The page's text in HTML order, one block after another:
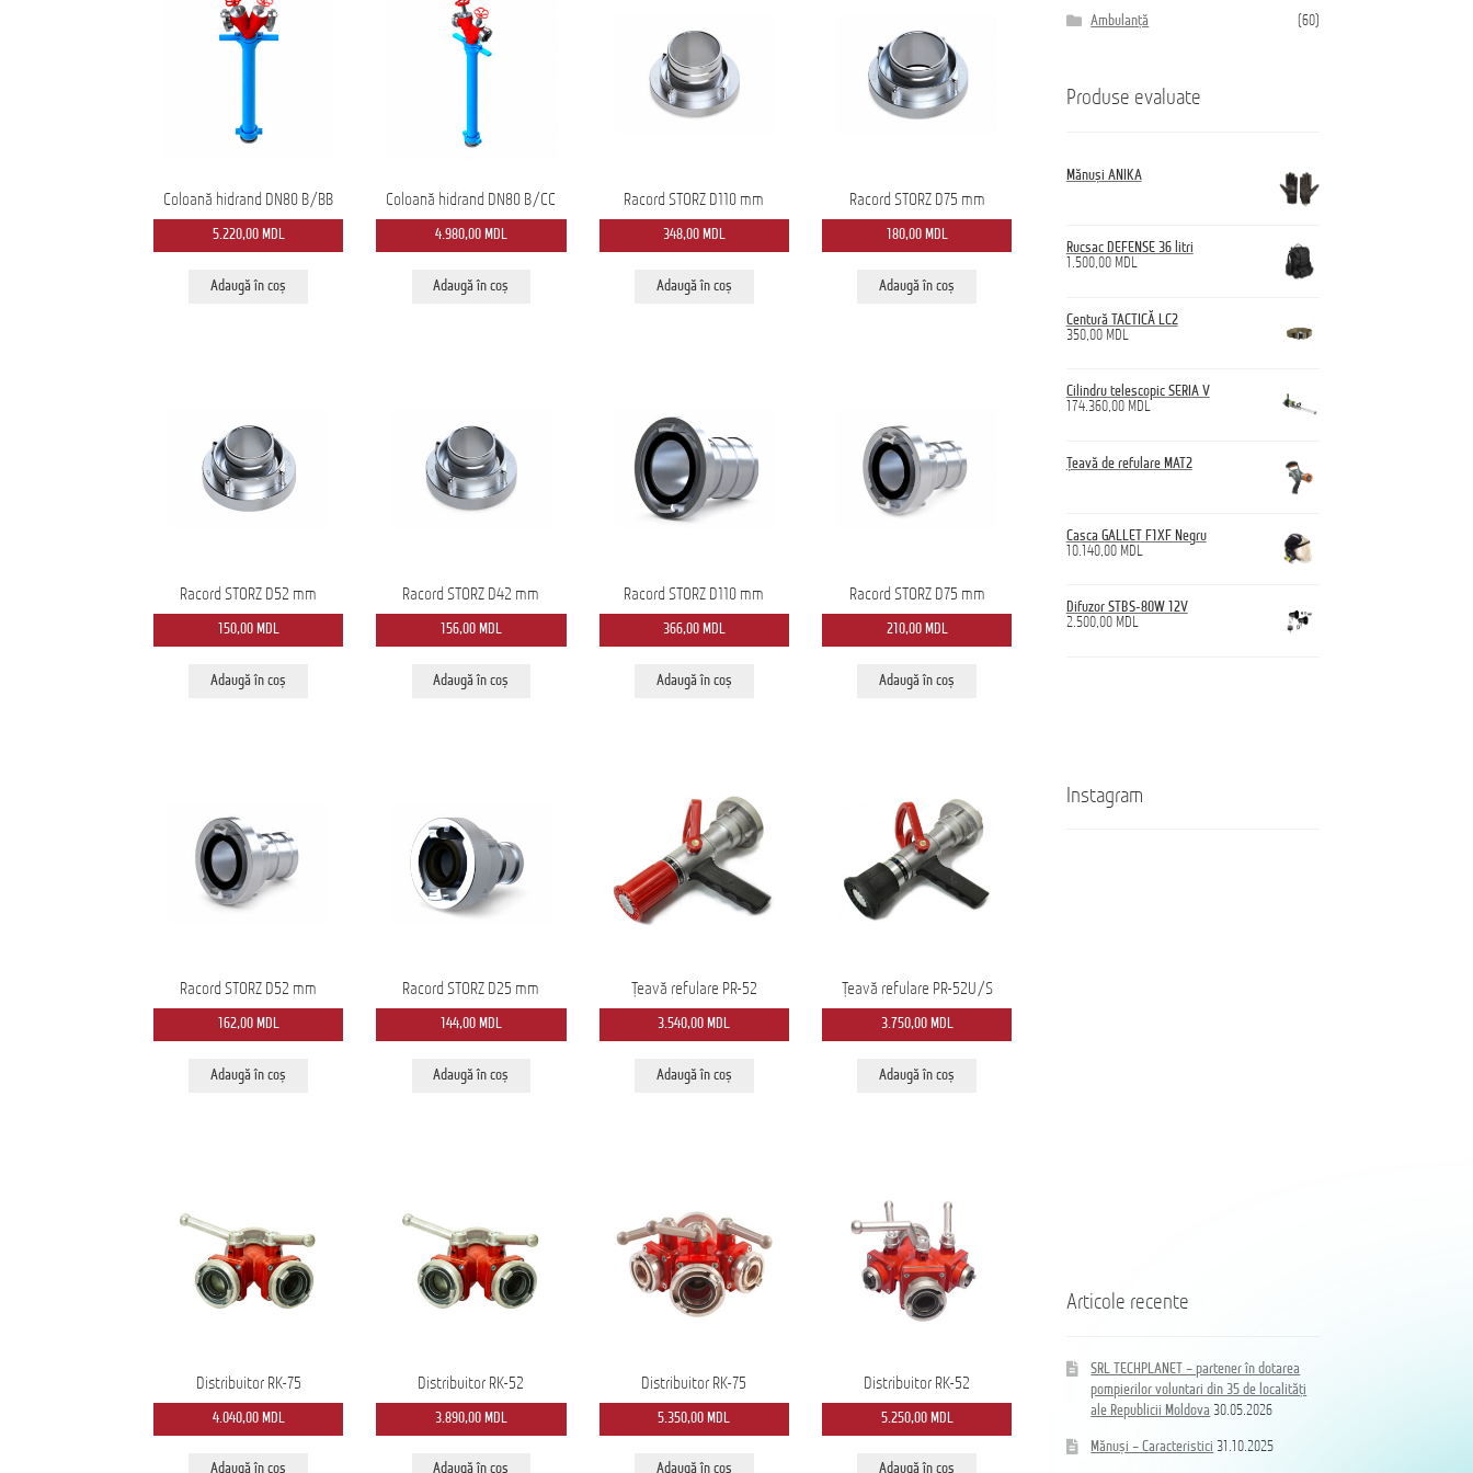
Coloană hidrand DN80 B/BB
5.220,00 MDL
Adaugă în coș
Coloană hidrand DN80 B/CC
4.980,00 MDL
Adaugă în coș
Racord STORZ D110 mm
348,00 MDL
Adaugă în coș
Racord STORZ D75 mm
180,00 MDL
Adaugă în coș
Racord STORZ D52 mm
150,00 MDL
Adaugă în coș
Racord STORZ D42 mm
156,00 MDL
Adaugă în coș
Racord STORZ D110 mm
366,00 MDL
Adaugă în coș
Racord STORZ D75 mm
210,00 MDL
Adaugă în coș
Racord STORZ D52 mm
162,00 MDL
Adaugă în coș
Racord STORZ D25 mm
144,00 MDL
Adaugă în coș
Țeavă refulare PR-52
3.540,00 MDL
Adaugă în coș
Țeavă refulare PR-52U/S
3.750,00 MDL
Adaugă în coș
Distribuitor RK-75
4.040,00 MDL
Adaugă în coș
Distribuitor RK-52
3.890,00 MDL
Adaugă în coș
Distribuitor RK-75
5.350,00 MDL
Adaugă în coș
Distribuitor RK-52
5.250,00 MDL
Adaugă în coș
Ambulanță (60)
Produse evaluate
Mănuși ANIKA
Rucsac DEFENSE 36 litri
1.500,00 MDL
Centură TACTICĂ LC2
350,00 MDL
Cilindru telescopic SERIA V
174.360,00 MDL
Țeavă de refulare MAT2
Casca GALLET F1XF Negru
10.140,00 MDL
Difuzor STBS-80W 12V
2.500,00 MDL
Instagram
Articole recente
SRL TECHPLANET – partener în dotarea
pompierilor voluntari din 35 de localități
ale Republicii Moldova 30.05.2026
Mănuși – Caracteristici 31.10.2025